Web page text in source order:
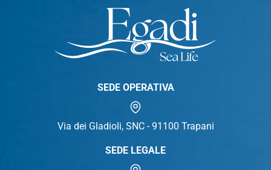
SEDE OPERATIVA
Via dei Gladioli, SNC - 91100 Trapani
SEDE LEGALE